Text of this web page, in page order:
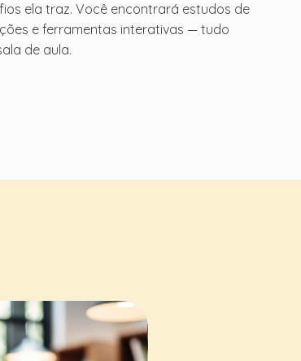
ela traz. Você encontrará estudos de
e ferramentas interativas — tudo
de aula.